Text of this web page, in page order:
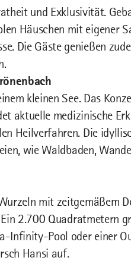
und Exklusivität.
Häuschen mit eigener
Die Gäste genießen
kleinen See. Das
aktuelle medizinische
Heilverfahren. Die
wie Waldbaden,
mit zeitgemäßem
2.700 Quadratmetern
Infinity-Pool oder einer
Hansi auf.